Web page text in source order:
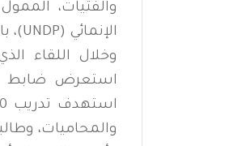
والفتيات،
الإنمائي (UNDP)، بالتعاون مع فرع اتحاد نساء اليمن بحضرموت.
وخلال اللقاء
استعرض ضابط
والمحاميات،